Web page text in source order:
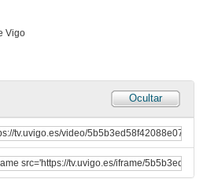
Vigo
Ocultar